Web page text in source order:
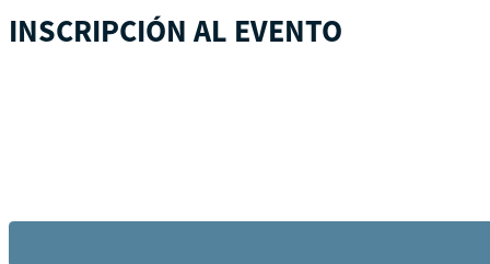
INSCRIPCIÓN AL EVENTO